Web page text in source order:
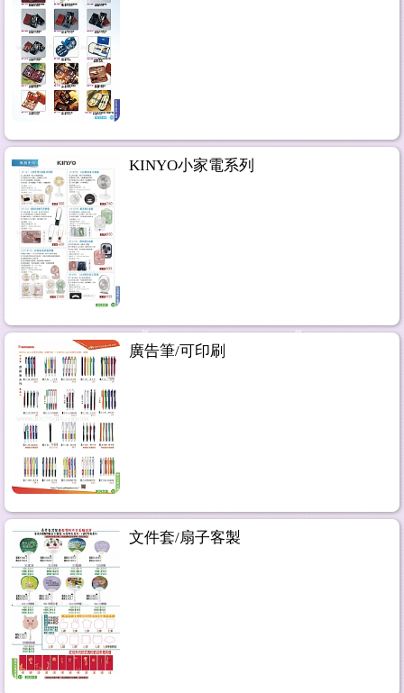
KINYO小家電系列
廣告筆/可印刷
文件套/扇子客製